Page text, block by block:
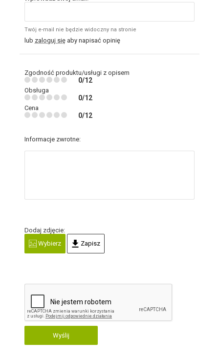
Twój e-mail nie będzie widoczny na stronie
lub zaloguj się aby napisać opinię
Zgodność produktu/usługi z opisem
0/12
Obsługa
0/12
Cena
0/12
Informacje zwrotne:
Dodaj zdjęcie:
Wybierz
Zapisz
Wyślij